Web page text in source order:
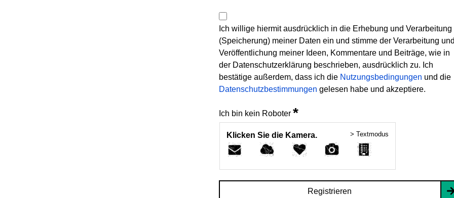
Ich willige hiermit ausdrücklich in die Erhebung und Verarbeitung
(Speicherung) meiner Daten ein und stimme der Verarbeitung und
Veröffentlichung meiner Ideen, Kommentare und Beiträge, wie in
der Datenschutzerklärung beschrieben, ausdrücklich zu. Ich
bestätige außerdem, dass ich die Nutzungsbedingungen und die
Datenschutzbestimmungen gelesen habe und akzeptiere.
Ich bin kein Roboter *
Klicken Sie die Kamera. > Textmodus
Registrieren